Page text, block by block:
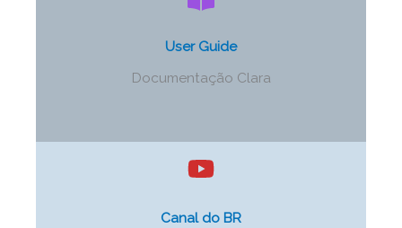
User Guide
Documentação Clara
Canal do BR